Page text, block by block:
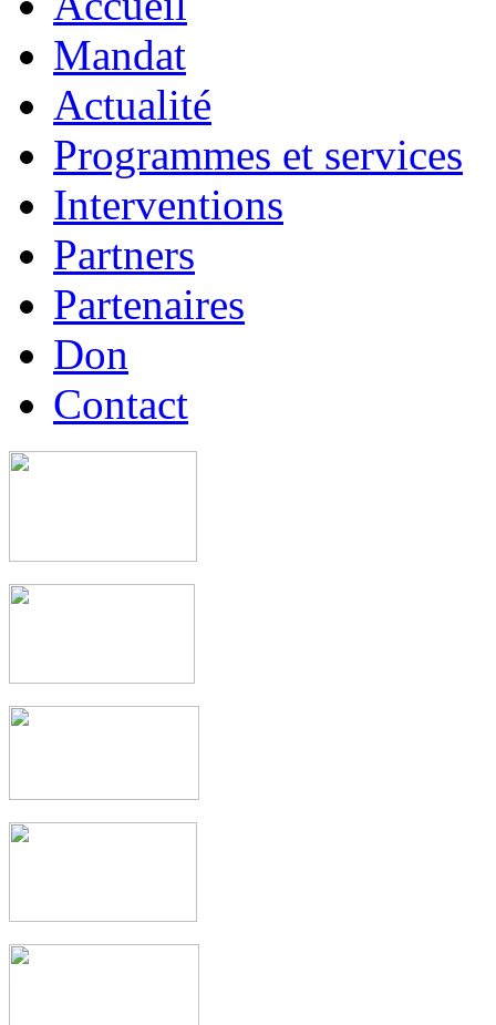
Mandat
Actualité
Programmes et services
Interventions
Partners
Partenaires
Don
Contact